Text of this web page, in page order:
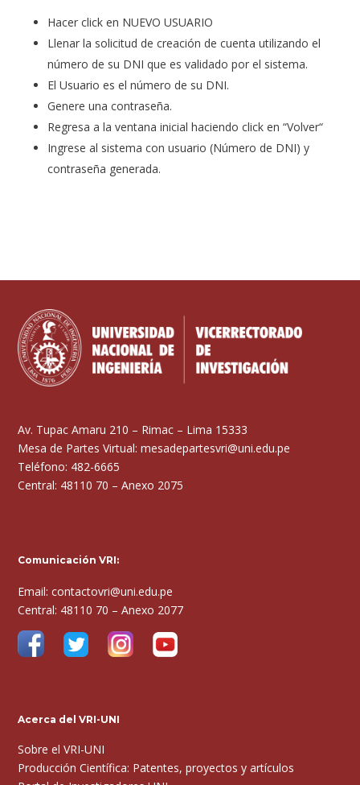
Hacer click en NUEVO USUARIO
Llenar la solicitud de creación de cuenta utilizando el
número de su DNI que es validado por el sistema.
El Usuario es el número de su DNI.
Genere una contraseña.
Regresa a la ventana inicial haciendo click en “Volver“
Ingrese al sistema con usuario (Número de DNI) y
contraseña generada.
Av. Tupac Amaru 210 – Rimac – Lima 15333
Mesa de Partes Virtual: mesadepartesvri@uni.edu.pe
Teléfono: 482-6665
Central: 48110 70 – Anexo 2075
Comunicación VRI:
Email: contactovri@uni.edu.pe
Central: 48110 70 – Anexo 2077
Acerca del VRI-UNI
Sobre el VRI-UNI
Producción Científica: Patentes, proyectos y artículos